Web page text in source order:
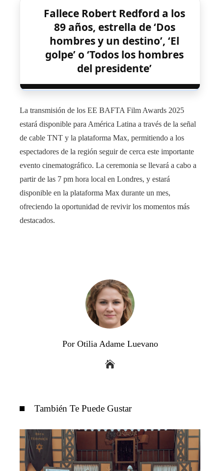
Fallece Robert Redford a los
89 años, estrella de ‘Dos
hombres y un destino’, ‘El
golpe’ o ‘Todos los hombres
del presidente’
La transmisión de los EE BAFTA Film Awards 2025
estará disponible para América Latina a través de la señal
de cable TNT y la plataforma Max, permitiendo a los
espectadores de la región seguir de cerca este importante
evento cinematográfico. La ceremonia se llevará a cabo a
partir de las 7 pm hora local en Londres, y estará
disponible en la plataforma Max durante un mes,
ofreciendo la oportunidad de revivir los momentos más
destacados.
Por Otilia Adame Luevano
También Te Puede Gustar